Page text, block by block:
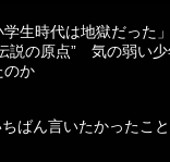
学生時代は地獄だった
説の原点” 気の弱い
のか
ばん言いたかったこと